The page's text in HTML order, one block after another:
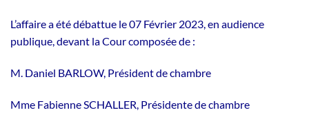
L’affaire a été débattue le 07 Février 2023, en audience
publique, devant la Cour composée de :
M. Daniel BARLOW, Président de chambre
Mme Fabienne SCHALLER, Présidente de chambre